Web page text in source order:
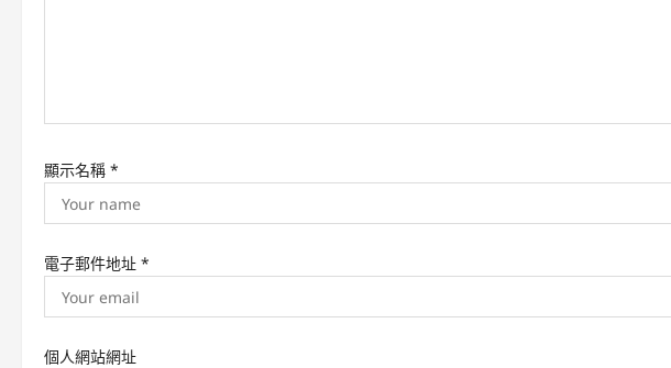
n
顯示名稱 *
電子郵件地址 *
個人網站網址